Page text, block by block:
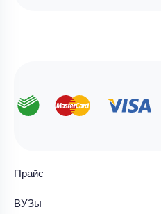
Прайс
ВУЗы